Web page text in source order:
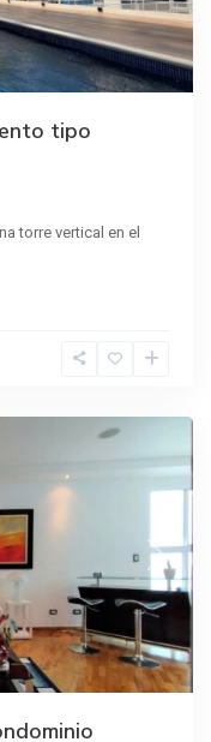
tipo
torre vertical en el
Next